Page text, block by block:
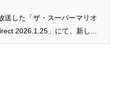
送した「ザ・スーパーマリオ
2026.1.25」にて、新し...